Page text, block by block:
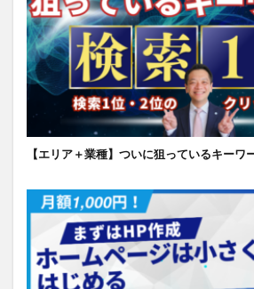
【エリア＋業種】ついに狙っているキーワ